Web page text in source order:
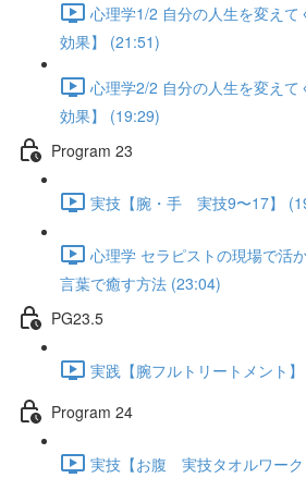
心理学1/2 自分の人生を変え
効果】 (21:51)
心理学2/2 自分の人生を変え
効果】 (19:29)
Program 23
実技【腕・手 実技9〜17】
心理学 セラピストの現場で活
言葉で癒す方法 (23:04)
PG23.5
実践【腕フルトリートメント
Program 24
実技【お腹 実技タオルワーク